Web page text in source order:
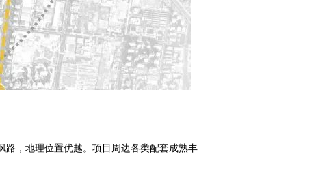
路，地理位置优越。项目周边各类配套成熟丰